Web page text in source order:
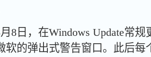
日，在Windows Update常规
软的弹出式警告窗口。此后每